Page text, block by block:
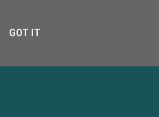
GOT IT